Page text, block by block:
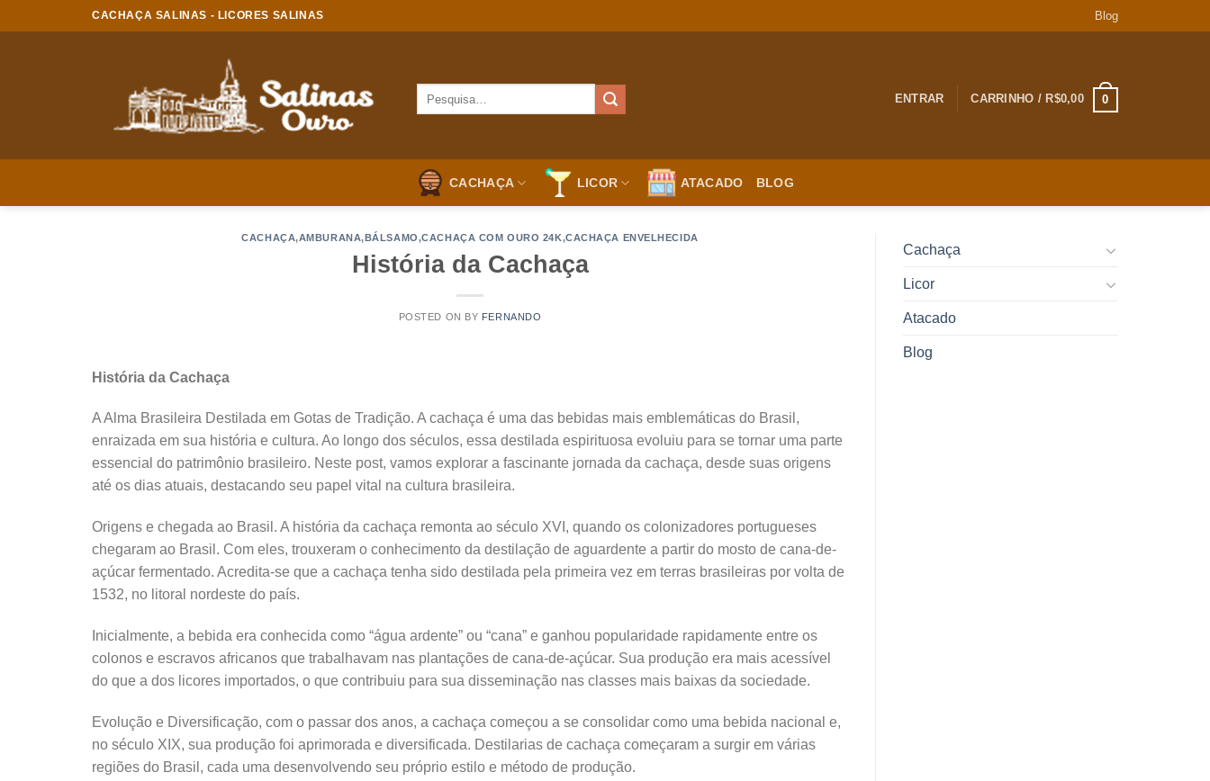
CACHAÇA SALINAS - LICORES SALINAS Blog
ENTRAR CARRINHO / R$0,00 0
CACHAÇA LICOR ATACADO BLOG
CACHAÇA,AMBURANA,BÁLSAMO,CACHAÇA COM OURO 24K,CACHAÇA ENVELHECIDA
História da Cachaça
POSTED ON BY FERNANDO
História da Cachaça
A Alma Brasileira Destilada em Gotas de Tradição. A cachaça é uma das bebidas mais emblemáticas do Brasil,
enraizada em sua história e cultura. Ao longo dos séculos, essa destilada espirituosa evoluiu para se tornar uma parte
essencial do patrimônio brasileiro. Neste post, vamos explorar a fascinante jornada da cachaça, desde suas origens
até os dias atuais, destacando seu papel vital na cultura brasileira.
Origens e chegada ao Brasil. A história da cachaça remonta ao século XVI, quando os colonizadores portugueses
chegaram ao Brasil. Com eles, trouxeram o conhecimento da destilação de aguardente a partir do mosto de cana-de-
açúcar fermentado. Acredita-se que a cachaça tenha sido destilada pela primeira vez em terras brasileiras por volta de
1532, no litoral nordeste do país.
Inicialmente, a bebida era conhecida como “água ardente” ou “cana” e ganhou popularidade rapidamente entre os
colonos e escravos africanos que trabalhavam nas plantações de cana-de-açúcar. Sua produção era mais acessível
do que a dos licores importados, o que contribuiu para sua disseminação nas classes mais baixas da sociedade.
Evolução e Diversificação, com o passar dos anos, a cachaça começou a se consolidar como uma bebida nacional e,
no século XIX, sua produção foi aprimorada e diversificada. Destilarias de cachaça começaram a surgir em várias
regiões do Brasil, cada uma desenvolvendo seu próprio estilo e método de produção.
Cachaça
Licor
Atacado
Blog